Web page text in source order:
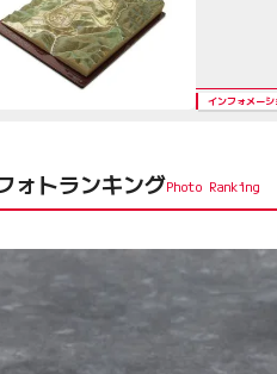
インフォメーシ
ォトランキング